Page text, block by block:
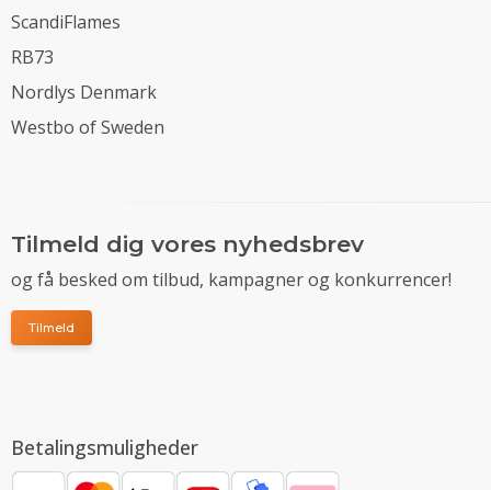
ScandiFlames
RB73
Nordlys Denmark
Westbo of Sweden
Tilmeld dig vores nyhedsbrev
og få besked om tilbud, kampagner og konkurrencer!
Tilmeld
Betalingsmuligheder